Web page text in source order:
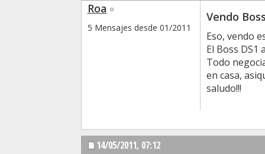
Roa
5 Mensajes desde 01/2011
Vendo
Eso, vendo
El Boss DS1
Todo
en casa,
saludo!!!
14/05/2011, 07:12